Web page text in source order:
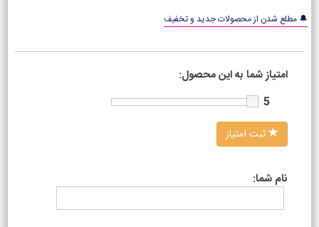
🔔 مطلع شدن از محصولات جدید و تخفیف
امتیاز شما به این محصول:
5
ثبت امتیاز
نام شما: